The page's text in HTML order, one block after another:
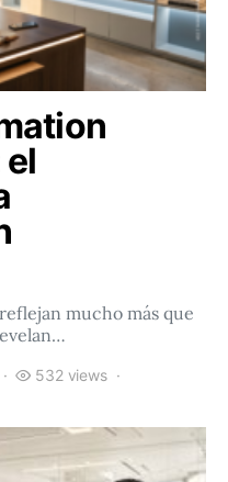
mucho más que
532 views